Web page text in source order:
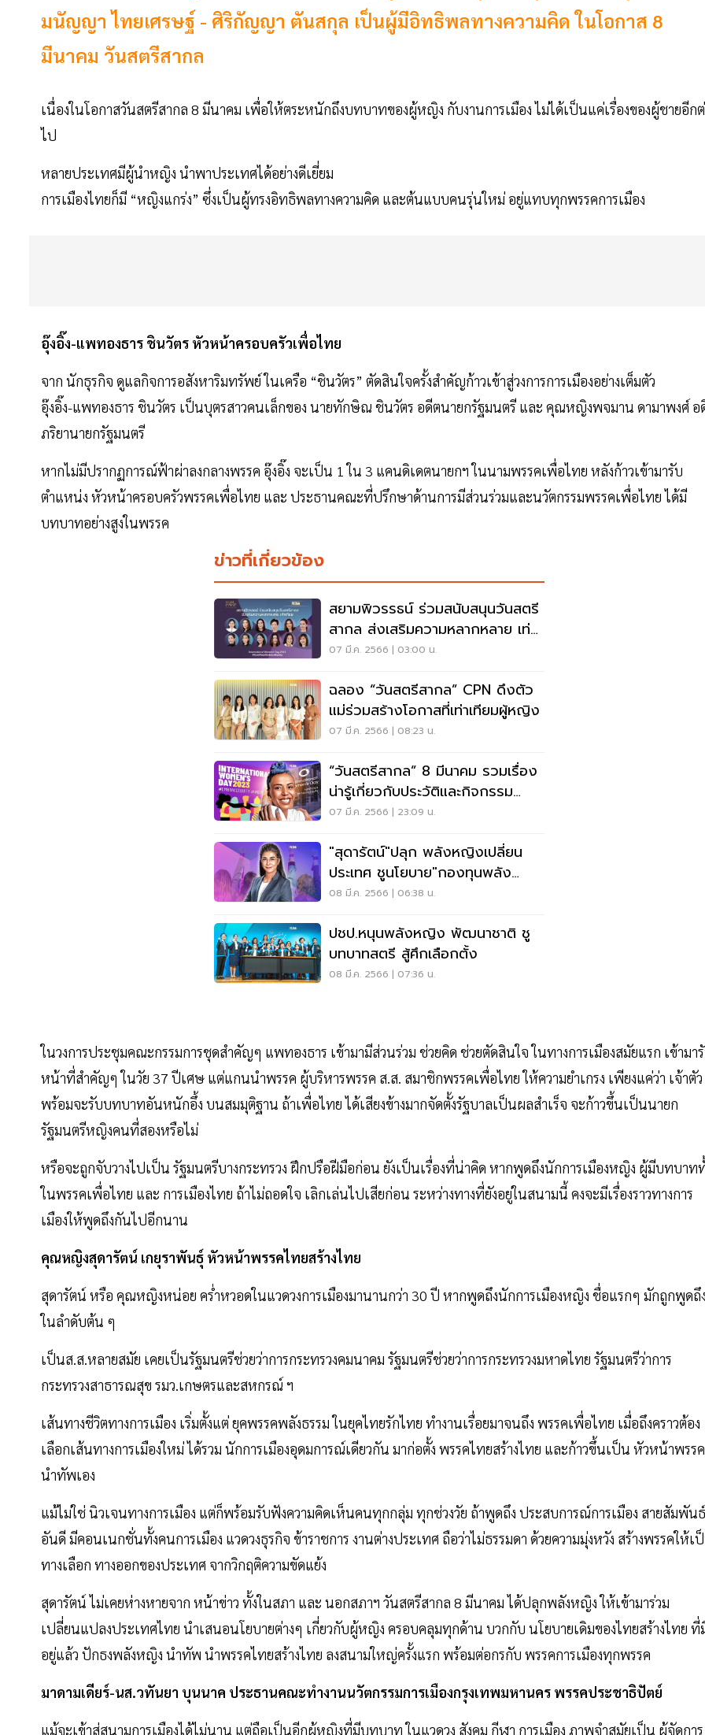
มนัญญา ไทยเศรษฐ์ - ศิริกัญญา ตันสกุล เป็นผู้มีอิทธิพลทางความคิด ในโอกาส 8
มีนาคม วันสตรีสากล
เนื่องในโอกาสวันสตรีสากล 8 มีนาคม เพื่อให้ตระหนักถึงบทบาทของผู้หญิง กับงานการเมือง ไม่ได้เป็นแค่เรื่องของผู้ชายอีก
ไป
หลายประเทศมีผู้นำหญิง นำพาประเทศได้อย่างดีเยี่ยม
การเมืองไทยก็มี “หญิงแกร่ง” ซึ่งเป็นผู้ทรงอิทธิพลทางความคิด และต้นแบบคนรุ่นใหม่ อยู่แทบทุกพรรคการเมือง
อุ๊งอิ๊ง-แพทองธาร ชินวัตร หัวหน้าครอบครัวเพื่อไทย
จาก นักธุรกิจ ดูแลกิจการอสังหาริมทรัพย์ ในเครือ “ชินวัตร” ตัดสินใจครั้งสำคัญก้าวเข้าสู่วงการการเมืองอย่างเต็มตัว
อุ๊งอิ๊ง-แพทองธาร ชินวัตร เป็นบุตรสาวคนเล็กของ นายทักษิณ ชินวัตร อดีตนายกรัฐมนตรี และ คุณหญิงพจมาน ดามาพงศ์ อ
ภริยานายกรัฐมนตรี
หากไม่มีปรากฏการณ์ฟ้าผ่าลงกลางพรรค อุ๊งอิ๊ง จะเป็น 1 ใน 3 แคนดิเดตนายกฯ ในนามพรรคเพื่อไทย หลังก้าวเข้ามารับ
ตำแหน่ง หัวหน้าครอบครัวพรรคเพื่อไทย และ ประธานคณะที่ปรึกษาด้านการมีส่วนร่วมและนวัตกรรมพรรคเพื่อไทย ได้มี
บทบาทอย่างสูงในพรรค
ข่าวที่เกี่ยวข้อง
สยามพิวรรธน์ ร่วมสนับสนุนวันสตรี
สากล ส่งเสริมความหลากหลาย เท่า
เทียม
07 มี.ค. 2566 | 03:00 น.
ฉลอง “วันสตรีสากล” CPN ดึงตัว
แม่ร่วมสร้างโอกาสที่เท่าเทียมผู้หญิง
07 มี.ค. 2566 | 08:23 น.
“วันสตรีสากล” 8 มีนาคม รวมเรื่อง
น่ารู้เกี่ยวกับประวัติและกิจกรรม
สำคัญ
07 มี.ค. 2566 | 23:09 น.
"สุดารัตน์"ปลุก พลังหญิงเปลี่ยน
ประเทศ ชูนโยบาย"กองทุนพลัง
หญิง"
08 มี.ค. 2566 | 06:38 น.
ปชป.หนุนพลังหญิง พัฒนาชาติ ชู
บทบาทสตรี สู้ศึกเลือกตั้ง
08 มี.ค. 2566 | 07:36 น.
ในวงการประชุมคณะกรรมการชุดสำคัญๆ แพทองธาร เข้ามามีส่วนร่วม ช่วยคิด ช่วยตัดสินใจ ในทางการเมืองสมัยแรก เข้ามา
หน้าที่สำคัญๆ ในวัย 37 ปีเศษ แต่แกนนำพรรค ผู้บริหารพรรค ส.ส. สมาชิกพรรคเพื่อไทย ให้ความยำเกรง เพียงแค่ว่า เจ้าตัว
พร้อมจะรับบทบาทอันหนักอึ้ง บนสมมุติฐาน ถ้าเพื่อไทย ได้เสียงข้างมากจัดตั้งรัฐบาลเป็นผลสำเร็จ จะก้าวขึ้นเป็นนายก
รัฐมนตรีหญิงคนที่สองหรือไม่
หรือจะถูกจับวางไปเป็น รัฐมนตรีบางกระทรวง ฝึกปรือฝีมือก่อน ยังเป็นเรื่องที่น่าคิด หากพูดถึงนักการเมืองหญิง ผู้มีบทบาท
ในพรรคเพื่อไทย และ การเมืองไทย ถ้าไม่ถอดใจ เลิกเล่นไปเสียก่อน ระหว่างทางที่ยังอยู่ในสนามนี้ คงจะมีเรื่องราวทางการ
เมืองให้พูดถึงกันไปอีกนาน
คุณหญิงสุดารัตน์ เกยุราพันธุ์ หัวหน้าพรรคไทยสร้างไทย
สุดารัตน์ หรือ คุณหญิงหน่อย คร่ำหวอดในแวดวงการเมืองมานานกว่า 30 ปี หากพูดถึงนักการเมืองหญิง ชื่อแรกๆ มักถูกพูดถึ
ในลำดับต้น ๆ
เป็นส.ส.หลายสมัย เคยเป็นรัฐมนตรีช่วยว่าการกระทรวงคมนาคม รัฐมนตรีช่วยว่าการกระทรวงมหาดไทย รัฐมนตรีว่าการ
กระทรวงสาธารณสุข รมว.เกษตรและสหกรณ์ ฯ
เส้นทางชีวิตทางการเมือง เริ่มตั้งแต่ ยุคพรรคพลังธรรม ในยุคไทยรักไทย ทำงานเรื่อยมาจนถึง พรรคเพื่อไทย เมื่อถึงคราวต้อง
เลือกเส้นทางการเมืองใหม่ ได้รวม นักการเมืองอุดมการณ์เดียวกัน มาก่อตั้ง พรรคไทยสร้างไทย และก้าวขึ้นเป็น หัวหน้าพรรค
นำทัพเอง
แม้ไม่ใช่ นิวเจนทางการเมือง แต่ก็พร้อมรับฟังความคิดเห็นคนทุกกลุ่ม ทุกช่วงวัย ถ้าพูดถึง ประสบการณ์การเมือง สายสัมพันธ์
อันดี มีคอนเนกชั่นทั้งคนการเมือง แวดวงธุรกิจ ข้าราชการ งานต่างประเทศ ถือว่าไม่ธรรมดา ด้วยความมุ่งหวัง สร้างพรรคให้เ
ทางเลือก ทางออกของประเทศ จากวิกฤติความขัดแย้ง
สุดารัตน์ ไม่เคยห่างหายจาก หน้าข่าว ทั้งในสภา และ นอกสภาฯ วันสตรีสากล 8 มีนาคม ได้ปลุกพลังหญิง ให้เข้ามาร่วม
เปลี่ยนแปลงประเทศไทย นำเสนอนโยบายต่างๆ เกี่ยวกับผู้หญิง ครอบคลุมทุกด้าน บวกกับ นโยบายเดิมของไทยสร้างไทย ที่
อยู่แล้ว ปักธงพลังหญิง นำทัพ นำพรรคไทยสร้างไทย ลงสนามใหญ่ครั้งแรก พร้อมต่อกรกับ พรรคการเมืองทุกพรรค
มาดามเดียร์-นส.วทันยา บุนนาค ประธานคณะทำงานนวัตกรรมการเมืองกรุงเทพมหานคร พรรคประชาธิปัตย์
แม้จะเข้าสู่สนามการเมืองได้ไม่นาน แต่ถือเป็นอีกผู้หญิงที่มีบทบาท ในแวดวง สังคม กีฬา การเมือง ภาพจำสมัยเป็น ผู้จัดการ